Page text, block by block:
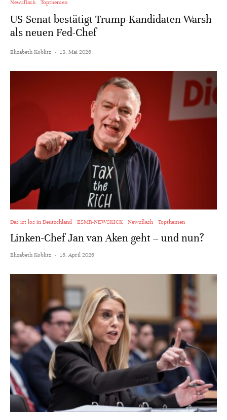
Newsflash Topthemen
US-Senat bestätigt Trump-Kandidaten Warsh
als neuen Fed-Chef
Elisabeth Koblitz · 13. Mai 2026
Das ist los in Deutschland ESMR-NEWSKICK Newsflash Topthemen
Linken-Chef Jan van Aken geht – und nun?
Elisabeth Koblitz · 15. April 2026